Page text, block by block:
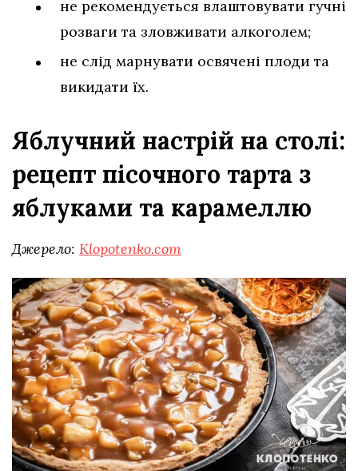
не рекомендується влаштовувати гучні
розваги та зловживати алкоголем;
не слід марнувати освячені плоди та
викидати їх.
Яблучний настрій на столі:
рецепт пісочного тарта з
яблуками та карамеллю
Джерело: Klopotenko.com